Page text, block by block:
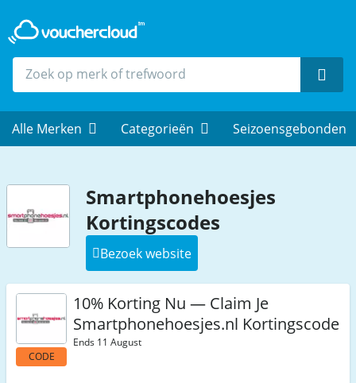
Alle Merken Categorieën Seizoensgebonden
Smartphonehoesjes
Kortingscodes
Bezoek website
CODE
10% Korting Nu — Claim Je
Smartphonehoesjes.nl Kortingscode
Ends 11 August